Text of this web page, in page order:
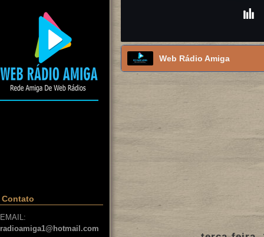
Contato
EMAIL:
radioamiga1@hotmail.com
Web Rádio Amiga